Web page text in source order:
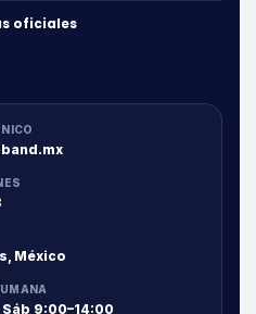
oficiales
México
Sáb 9:00–14:00